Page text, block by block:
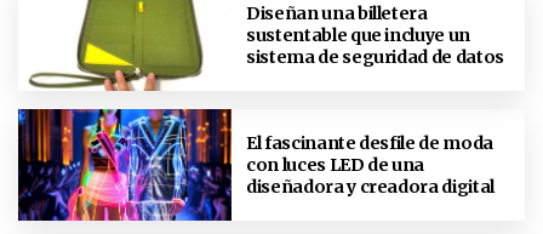
Diseñan una billetera
sustentable que incluye un
sistema de seguridad de datos
El fascinante desfile de moda
con luces LED de una
diseñadora y creadora digital